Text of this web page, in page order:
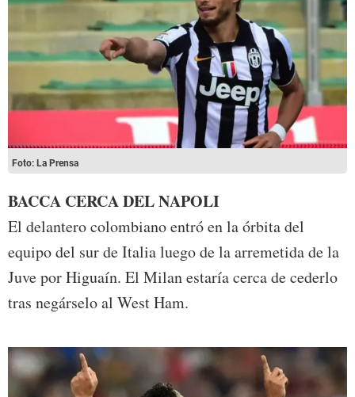
Foto: La Prensa
BACCA CERCA DEL NAPOLI
El delantero colombiano entró en la órbita del
equipo del sur de Italia luego de la arremetida de la
Juve por Higuaín. El Milan estaría cerca de cederlo
tras negárselo al West Ham.